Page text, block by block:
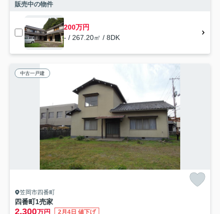
販売中の物件
200万円
- / 267.20㎡ / 8DK
中古一戸建
笠岡市四番町
四番町1売家
2,300万円 2月4日 値下げ